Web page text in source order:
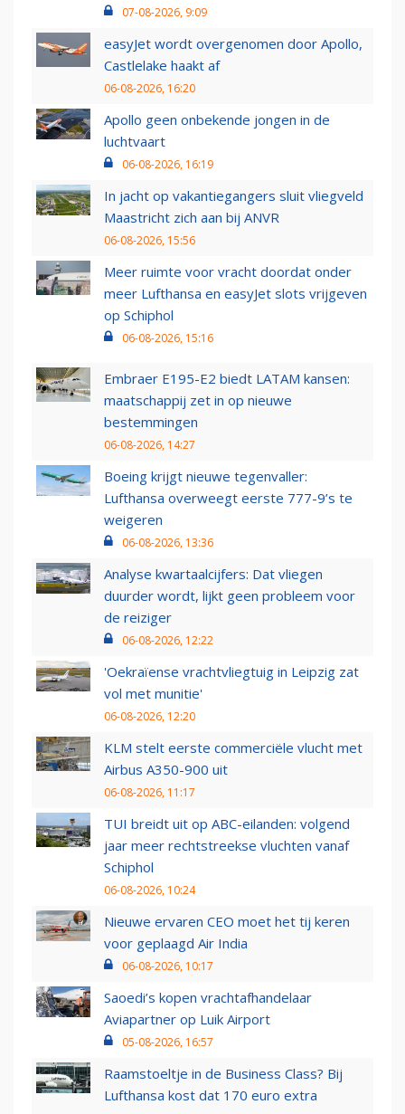
07-08-2026, 9:09
easyJet wordt overgenomen door Apollo,
Castlelake haakt af
06-08-2026, 16:20
Apollo geen onbekende jongen in de
luchtvaart
06-08-2026, 16:19
In jacht op vakantiegangers sluit vliegveld
Maastricht zich aan bij ANVR
06-08-2026, 15:56
Meer ruimte voor vracht doordat onder
meer Lufthansa en easyJet slots vrijgeven
op Schiphol
06-08-2026, 15:16
Embraer E195-E2 biedt LATAM kansen:
maatschappij zet in op nieuwe
bestemmingen
06-08-2026, 14:27
Boeing krijgt nieuwe tegenvaller:
Lufthansa overweegt eerste 777-9’s te
weigeren
06-08-2026, 13:36
Analyse kwartaalcijfers: Dat vliegen
duurder wordt, lijkt geen probleem voor
de reiziger
06-08-2026, 12:22
'Oekraïense vrachtvliegtuig in Leipzig zat
vol met munitie'
06-08-2026, 12:20
KLM stelt eerste commerciële vlucht met
Airbus A350-900 uit
06-08-2026, 11:17
TUI breidt uit op ABC-eilanden: volgend
jaar meer rechtstreekse vluchten vanaf
Schiphol
06-08-2026, 10:24
Nieuwe ervaren CEO moet het tij keren
voor geplaagd Air India
06-08-2026, 10:17
Saoedi’s kopen vrachtafhandelaar
Aviapartner op Luik Airport
05-08-2026, 16:57
Raamstoeltje in de Business Class? Bij
Lufthansa kost dat 170 euro extra